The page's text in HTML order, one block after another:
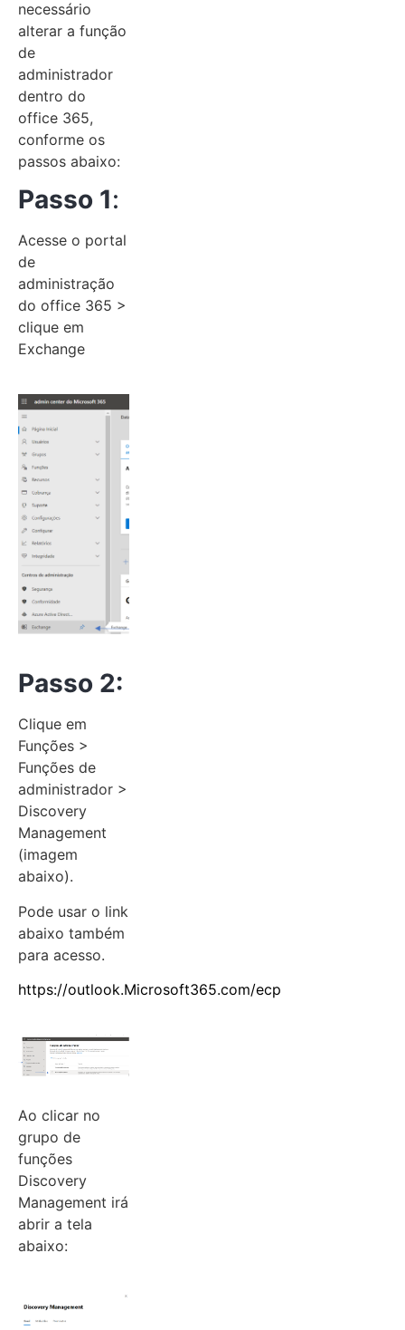
necessário
alterar a função
de
administrador
dentro do
office 365,
conforme os
passos abaixo:
Passo 1:
Acesse o portal
de
administração
do office 365 >
clique em
Exchange
Passo 2:
Clique em
Funções >
Funções de
administrador >
Discovery
Management
(imagem
abaixo).
Pode usar o link
abaixo também
para acesso.
https://outlook.Microsoft365.com/ecp
Ao clicar no
grupo de
funções
Discovery
Management irá
abrir a tela
abaixo: